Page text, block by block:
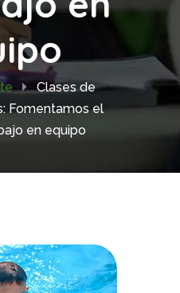
Clases de
Fomentamos el
en equipo